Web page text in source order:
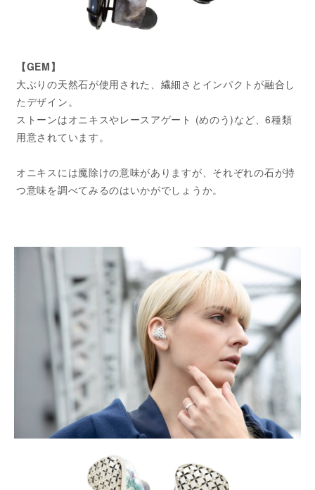
【GEM】
大ぶりの天然石が使用された、繊細さとインパクトが融合し
たデザイン。
ストーンはオニキスやレースアゲート (めのう)など、6種類
用意されています。
オニキスには魔除けの意味がありますが、それぞれの石が持
つ意味を調べてみるのはいかがでしょうか。